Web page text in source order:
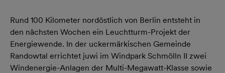
Rund 100 Kilometer nordöstlich von Berlin entsteht in
den nächsten Wochen ein Leuchtturm-Projekt der
Energiewende. In der uckermärkischen Gemeinde
Randowtal errichtet juwi im Windpark Schmölln II zwei
Windenergie-Anlagen der Multi-Megawatt-Klasse sowie